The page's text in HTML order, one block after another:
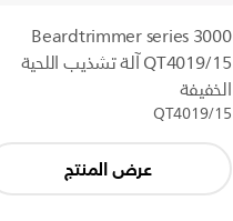
Beardtrimmer series 3000
QT4019/15 آلة تشذيب اللحية
الخفيفة
QT4019/15
عرض المنتج